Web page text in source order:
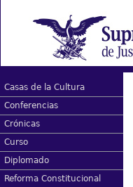
Casas de la Cultura
Conferencias
Crónicas
Curso
Diplomado
Reforma Constitucional